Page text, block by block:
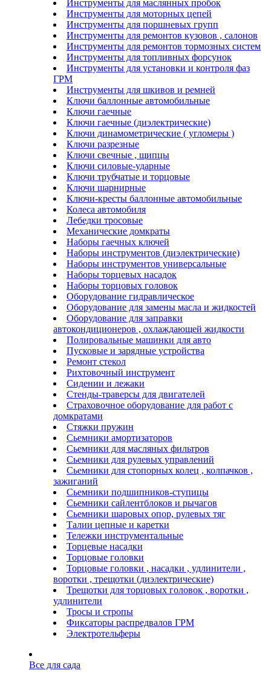
Инструменты для маслянных пробок
Инструменты для моторных цепей
Инструменты для поршневых групп
Инструменты для ремонтов кузовов , салонов
Инструменты для ремонтов тормозных систем
Инструменты для топливных форсунок
Инструменты для установки и контроля фаз
ГРМ
Инструменты для шкивов и ремней
Ключи баллонные автомобильные
Ключи гаечные
Ключи гаечные (диэлектрические)
Ключи динамометрические ( угломеры )
Ключи разрезные
Ключи свечные , щипцы
Ключи силовые-ударные
Ключи трубчатые и торцовые
Ключи шарнирные
Ключи-кресты баллонные автомобильные
Колеса автомобиля
Лебедки тросовые
Механические домкраты
Наборы гаечных ключей
Наборы инструментов (диэлектрические)
Наборы инструментов универсальные
Наборы торцевых насадок
Наборы торцовых головок
Оборудование гидравлическое
Оборудование для замены масла и жидкостей
Оборудование для заправки
автокондиционеров , охлаждающей жидкости
Полировальные машинки для авто
Пусковые и зарядные устройства
Ремонт стекол
Рихтовочный инструмент
Сидении и лежаки
Стенды-траверсы для двигателей
Страховочное оборудование для работ с
домкратами
Стяжки пружин
Сьемники амортизаторов
Сьемники для масляных фильтров
Сьемники для рулевых управлений
Сьемники для стопорных колец , колпачков ,
зажиганий
Сьемники подшипников-ступицы
Сьемники сайлентблоков и рычагов
Сьемники шаровых опор, рулевых тяг
Талии цепные и каретки
Тележки инструментальные
Торцевые насадки
Торцовые головки
Торцовые головки , насадки , удлинители ,
воротки , трещотки (диэлектрические)
Трещотки для торцовых головок , воротки ,
удлинители
Тросы и стропы
Фиксаторы распредвалов ГРМ
Электротельферы
Все для сада